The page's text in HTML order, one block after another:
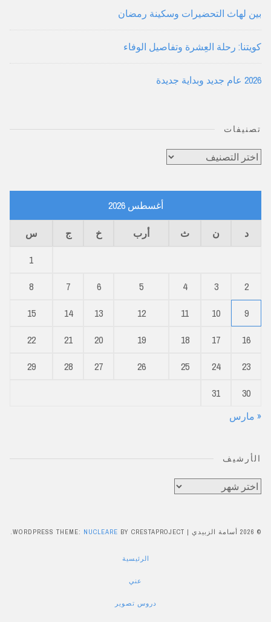
بين لهاث التحضيرات وسكينة رمضان
كويتنا: رحلة العِشرة وتفاصيل الوفاء
2026 عام جديد وبداية جديدة
تصنيفات
تصنيفات
أغسطس 2026
د ن ث أرب خ ج
س
1
2
3
4
5
6
7
8
9
10
11
12
13
14
15
16
17
18
19
20
21
22
23
24
25
26
27
28
29
30
31
« مارس
الأرشيف
الأرشيف
© 2026 أسامة الزبيدي |
WORDPRESS THEME: NUCLEARE BY CRESTAPROJECT.
الرئيسية
عني
دروس تصوير